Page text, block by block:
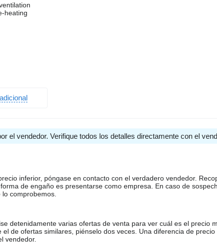
heating
braking system
containers up to 6.50 m
el vendedor. Verifique todos los detalles directamente con el
inferior, póngase en contacto con el verdadero vendedor.
de engaño es presentarse como empresa. En caso de
comprobemos.
detenidamente varias ofertas de venta para ver cuál es el precio
de ofertas similares, piénselo dos veces. Una diferencia de
vendedor.